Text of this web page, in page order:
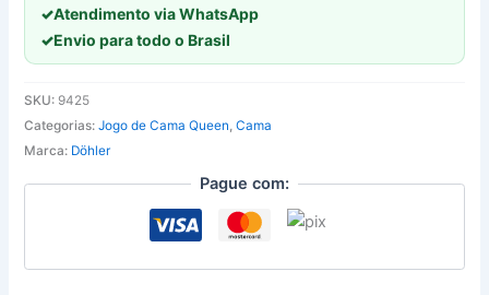
✓Atendimento via WhatsApp
✓Envio para todo o Brasil
SKU: 9425
Categorias:Jogo de Cama Queen ,Cama
Marca: Döhler
Pague com: